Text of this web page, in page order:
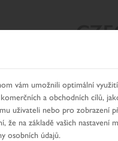
VYHLEDÁVÁNÍ NAŠE
vám umožnili optimální
a obchodních cílů,
uživateli nebo pro zobrazení
že na základě vašich
osobních údajů.